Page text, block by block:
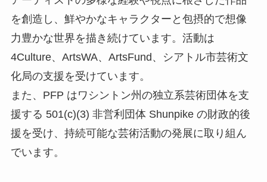
を創造し、鮮やかなキャラクターと包摂的で想像
力豊かな世界を描き続けています。活動は
4Culture、ArtsWA、ArtsFund、シアトル市芸術文
化局の支援を受けています。
また、PFP はワシントン州の独立系芸術団体を支
援する 501(c)(3) 非営利団体 Shunpike の財政的後
援を受け、持続可能な芸術活動の発展に取り組ん
でいます。